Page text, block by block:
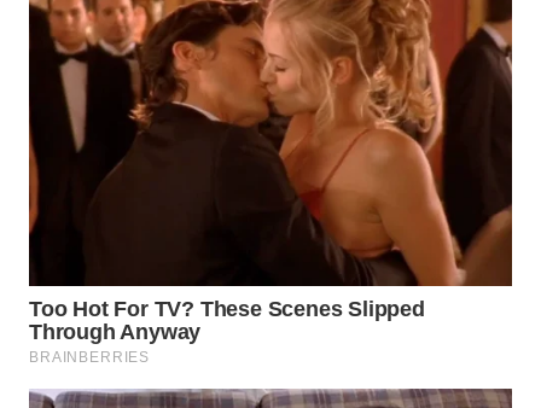
PADANG
LAWAS
SUMEDANG
KEPULAUAN
SERIBU
WN